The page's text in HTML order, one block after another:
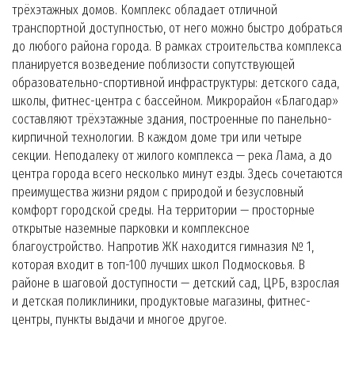
трёхэтажных домов. Комплекс обладает отличной
транспортной доступностью, от него можно быстро добраться
до любого района города. В рамках строительства комплекса
планируется возведение поблизости сопутствующей
образовательно-спортивной инфраструктуры: детского сада,
школы, фитнес-центра с бассейном. Микрорайон «Благодар»
составляют трёхэтажные здания, построенные по панельно-
кирпичной технологии. В каждом доме три или четыре
секции. Неподалеку от жилого комплекса — река Лама, а до
центра города всего несколько минут езды. Здесь сочетаются
преимущества жизни рядом с природой и безусловный
комфорт городской среды. На территории — просторные
открытые наземные парковки и комплексное
благоустройство. Напротив ЖК находится гимназия № 1,
которая входит в топ-100 лучших школ Подмосковья. В
районе в шаговой доступности — детский сад, ЦРБ, взрослая
и детская поликлиники, продуктовые магазины, фитнес-
центры, пункты выдачи и многое другое.